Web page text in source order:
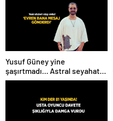
Yusuf Güney yine
şaşırtmadı… Astral seyahat
ve uzaylılardan sonra şimdi